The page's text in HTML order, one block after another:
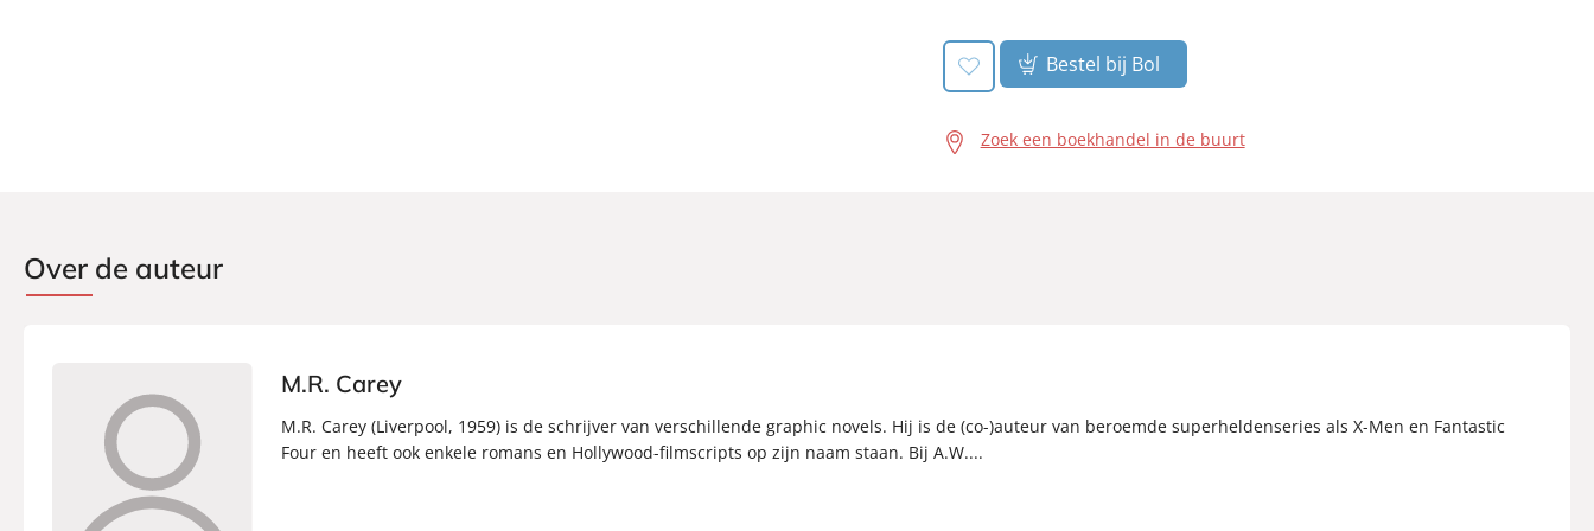
Bestel bij Bol
Zoek een boekhandel in de buurt
Over de auteur
M.R. Carey
M.R. Carey (Liverpool, 1959) is de schrijver van verschillende graphic novels. Hij is de (co-)auteur van beroemde superheldenseries als X-Men en Fantastic
Four en heeft ook enkele romans en Hollywood-filmscripts op zijn naam staan. Bij A.W....